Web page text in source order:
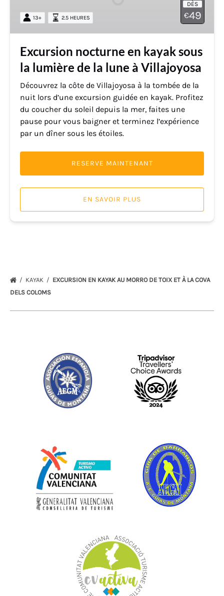
lumière
lune
Villajoyosa
DÈS
€49
13+ 2.5 HEURES
Excursion nocturne en kayak sous
la lumière de la lune à Villajoyosa
Découvrez la côte de Villajoyosa à la tombée de la
nuit lors d’une excursion guidée en kayak. Profitez
du coucher du soleil depuis la mer, faites une
pause pour vous baigner et terminez l’expérience
par un dîner sous les étoiles.
RESERVE MAINTENANT
EN SAVOIR PLUS
KAYAK
EXCURSION EN KAYAK AU MORRO DE TOIX ET À LA COVA
DELS COLOMS